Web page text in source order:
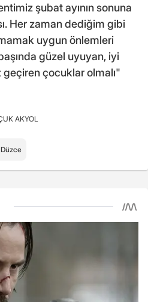
şubat ayının sonuna
Her zaman dediğim gibi
uygun önlemleri
güzel uyuyan, iyi
geçiren çocuklar olmalı"
AKYOL
Düzce